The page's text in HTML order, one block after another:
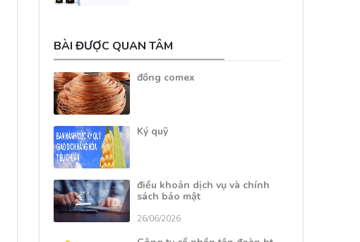
BÀI ĐƯỢC QUAN TÂM
đồng comex
Ký quỹ
điều khoản dịch vụ và chính
sách bảo mật
26/06/2026